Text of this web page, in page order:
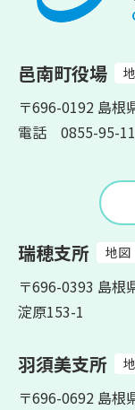
邑南町役場
〒696-0192 島根
電話 0855-95-
瑞穂支所 地図
〒696-0393 島根
淀原153-1
羽須美支所
〒696-0692 島根